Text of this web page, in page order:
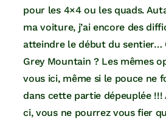
pour les 4×4 ou les quads.
ma voiture, j’ai encore des
atteindre le début du sentier…
Grey Mountain ? Les mêmes
vous ici, même si le pouce ne
dans cette partie dépeuplée
ci, vous ne pourrez vous fier